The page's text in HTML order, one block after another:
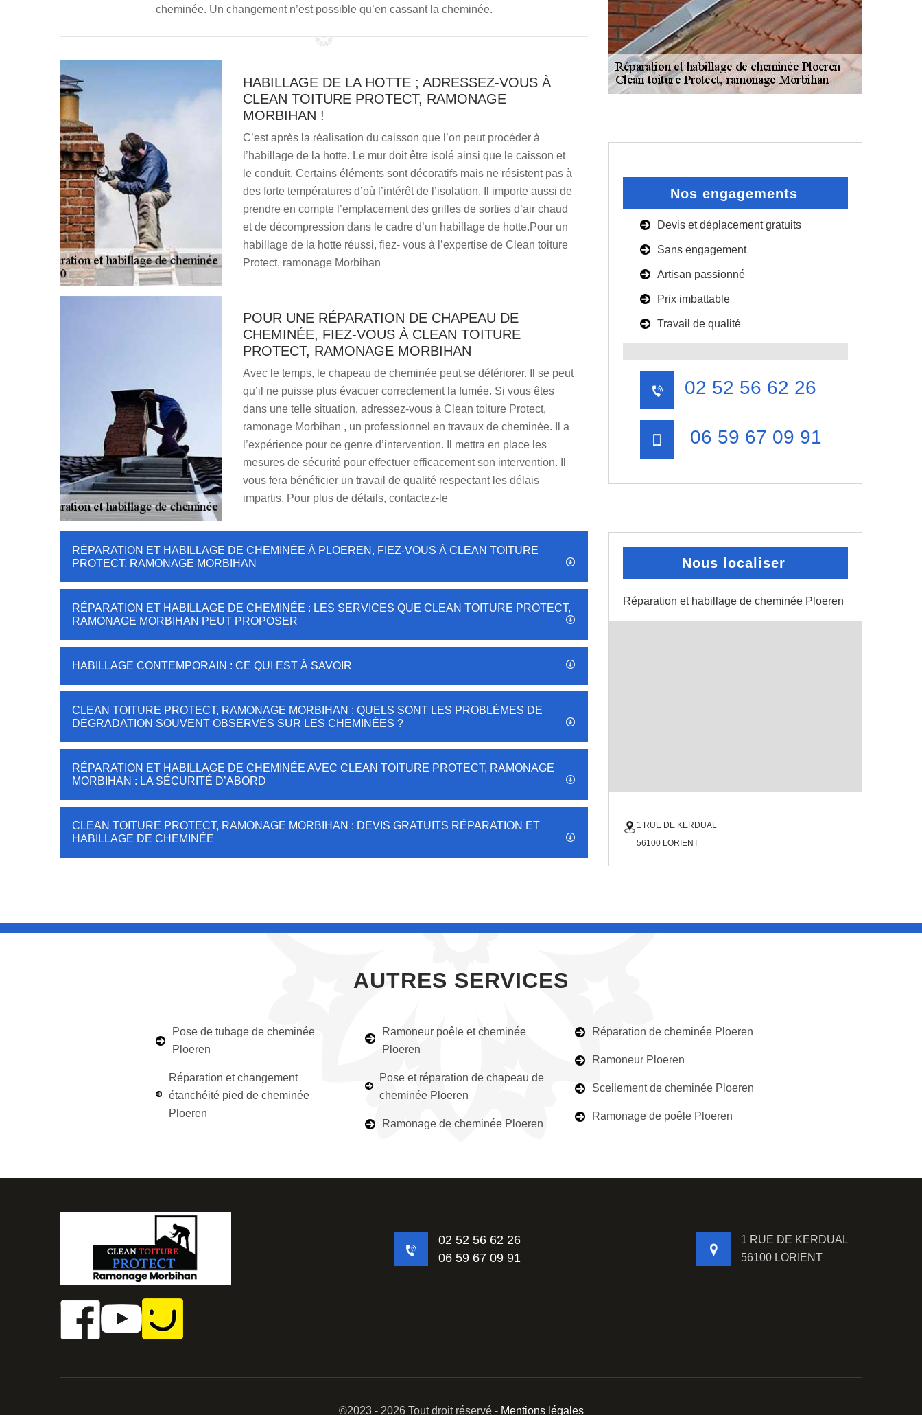
cheminée. Un changement n’est possible qu’en cassant la cheminée.
HABILLAGE DE LA HOTTE ; ADRESSEZ-VOUS À
CLEAN TOITURE PROTECT, RAMONAGE
MORBIHAN !
C’est après la réalisation du caisson que l’on peut procéder à
l’habillage de la hotte. Le mur doit être isolé ainsi que le caisson et
le conduit. Certains éléments sont décoratifs mais ne résistent pas à
des forte températures d’où l’intérêt de l’isolation. Il importe aussi de
prendre en compte l’emplacement des grilles de sorties d’air chaud
et de décompression dans le cadre d’un habillage de hotte.Pour un
habillage de la hotte réussi, fiez- vous à l’expertise de Clean toiture
Protect, ramonage Morbihan
POUR UNE RÉPARATION DE CHAPEAU DE
CHEMINÉE, FIEZ-VOUS À CLEAN TOITURE
PROTECT, RAMONAGE MORBIHAN
Avec le temps, le chapeau de cheminée peut se détériorer. Il se peut
qu’il ne puisse plus évacuer correctement la fumée. Si vous êtes
dans une telle situation, adressez-vous à Clean toiture Protect,
ramonage Morbihan , un professionnel en travaux de cheminée. Il a
l’expérience pour ce genre d’intervention. Il mettra en place les
mesures de sécurité pour effectuer efficacement son intervention. Il
vous fera bénéficier un travail de qualité respectant les délais
impartis. Pour plus de détails, contactez-le
RÉPARATION ET HABILLAGE DE CHEMINÉE À PLOEREN, FIEZ-VOUS À CLEAN TOITURE
PROTECT, RAMONAGE MORBIHAN
RÉPARATION ET HABILLAGE DE CHEMINÉE : LES SERVICES QUE CLEAN TOITURE PROTECT,
RAMONAGE MORBIHAN PEUT PROPOSER
HABILLAGE CONTEMPORAIN : CE QUI EST À SAVOIR
CLEAN TOITURE PROTECT, RAMONAGE MORBIHAN : QUELS SONT LES PROBLÈMES DE
DÉGRADATION SOUVENT OBSERVÉS SUR LES CHEMINÉES ?
RÉPARATION ET HABILLAGE DE CHEMINÉE AVEC CLEAN TOITURE PROTECT, RAMONAGE
MORBIHAN : LA SÉCURITÉ D’ABORD
CLEAN TOITURE PROTECT, RAMONAGE MORBIHAN : DEVIS GRATUITS RÉPARATION ET
HABILLAGE DE CHEMINÉE
Nos engagements
Devis et déplacement gratuits
Sans engagement
Artisan passionné
Prix imbattable
Travail de qualité
02 52 56 62 26
06 59 67 09 91
Nous localiser
Réparation et habillage de cheminée Ploeren
1 RUE DE KERDUAL
56100 LORIENT
AUTRES SERVICES
Pose de tubage de cheminée
Ploeren
Réparation et changement
étanchéité pied de cheminée
Ploeren
Ramoneur poêle et cheminée
Ploeren
Pose et réparation de chapeau de
cheminée Ploeren
Ramonage de cheminée Ploeren
Réparation de cheminée Ploeren
Ramoneur Ploeren
Scellement de cheminée Ploeren
Ramonage de poêle Ploeren
02 52 56 62 26
06 59 67 09 91
1 RUE DE KERDUAL
56100 LORIENT
©2023 - 2026 Tout droit réservé - Mentions légales